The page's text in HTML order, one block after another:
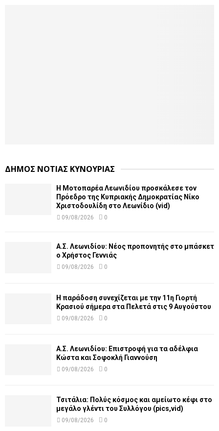
ΔΗΜΟΣ ΝΟΤΙΑΣ ΚΥΝΟΥΡΙΑΣ
Η Μοτοπαρέα Λεωνιδίου προσκάλεσε τον
Πρόεδρο της Κυπριακής Δημοκρατίας Νίκο
Χριστοδουλίδη στο Λεωνίδιο (vid)
09/08/2026 0
Α.Σ. Λεωνιδίου: Νέος προπονητής στο μπάσκετ
ο Χρήστος Γεννιάς
09/08/2026 0
Η παράδοση συνεχίζεται με την 11η Γιορτή
Κρασιού σήμερα στα Πελετά στις 9 Αυγούστου
09/08/2026 0
Α.Σ. Λεωνιδίου: Επιστροφή για τα αδέλφια
Κώστα και Σοφοκλή Γιαννούση
09/08/2026 0
Τσιτάλια: Πολύς κόσμος και αμείωτο κέφι στο
μεγάλο γλέντι του Συλλόγου (pics,vid)
09/08/2026 0